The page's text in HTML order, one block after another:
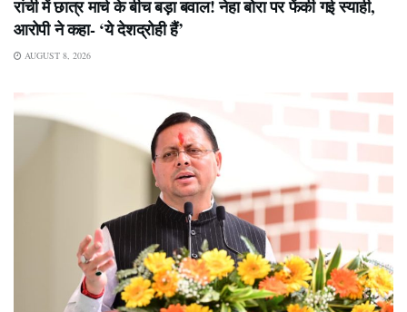
रांची में छात्र मार्च के बीच बड़ा बवाल! नेहा बोरा पर फेंकी गई स्याही,
आरोपी ने कहा- ‘ये देशद्रोही हैं’
AUGUST 8, 2026